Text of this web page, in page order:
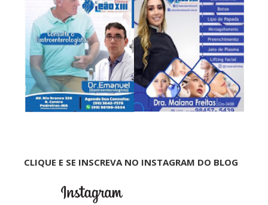
CLIQUE E SE INSCREVA NO INSTAGRAM DO BLOG